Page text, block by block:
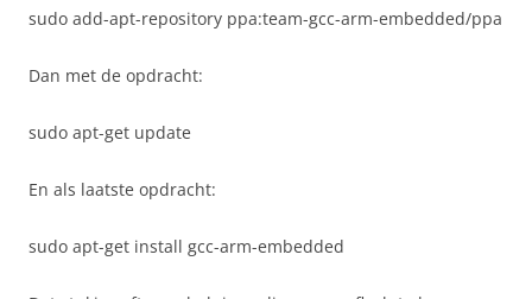
sudo add-apt-repository ppa:team-gcc-arm-embedded/ppa
Dan met de opdracht:
sudo apt-get update
En als laatste opdracht:
sudo apt-get install gcc-arm-embedded